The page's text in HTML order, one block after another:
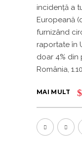
incidenţă a
Europeană
furnizând
raportate în
doar 4% din
România,
MAI MULT